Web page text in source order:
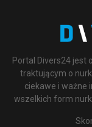
Portal Divers24 jest
traktującym o
ciekawe i ważne
wszelkich form